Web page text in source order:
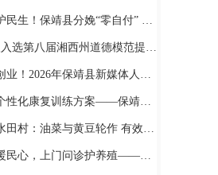
靖县分娩“零自付” 政策落地见效 125名产妇受益
选第八届湘西州道德模范提名奖
年保靖县新媒体人才技能培训开启 助力家乡好物出圈
练方案——保靖县人民医院助力发育迟缓患儿顺利入托
村：油菜与黄豆轮作 有效助农增收
门问诊护养殖——保靖县葫芦镇开展畜禽防疫服务